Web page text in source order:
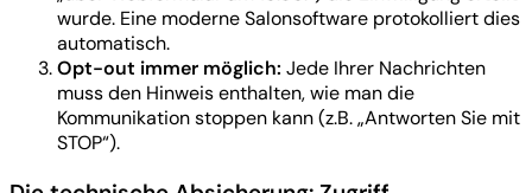
wurde. Eine moderne Salonsoftware protokolliert dies
automatisch.
Opt-out immer möglich: Jede Ihrer Nachrichten
muss den Hinweis enthalten, wie man die
Kommunikation stoppen kann (z.B. „Antworten Sie mit
STOP“).